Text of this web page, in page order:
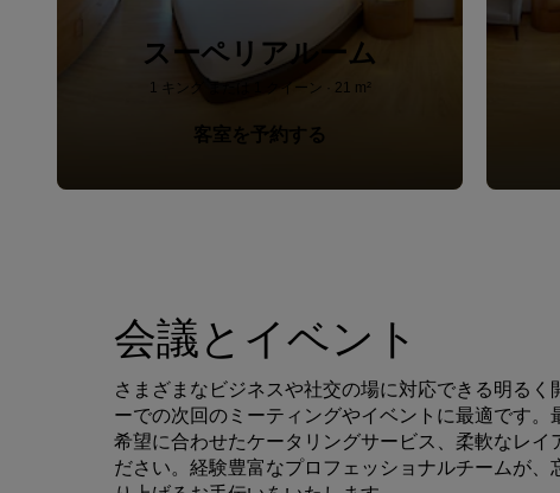
スーペリアルーム
1 キング または 1 クイーン · 21 m²
客室を予約する
会議とイベント
さまざまなビジネスや社交の場に対応できる明るく
ーでの次回のミーティングやイベントに最適です
希望に合わせたケータリングサービス、柔軟なレイ
ださい。経験豊富なプロフェッショナルチームが、